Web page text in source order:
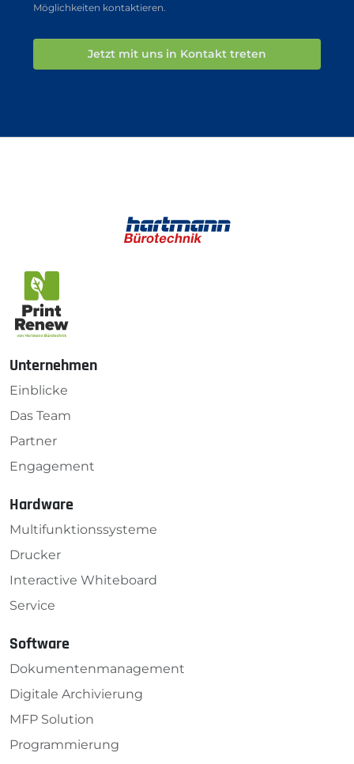
Möglichkeiten kontaktieren.
Jetzt mit uns in Kontakt treten
Unternehmen
Einblicke
Das Team
Partner
Engagement
Hardware
Multifunktionssysteme
Drucker
Interactive Whiteboard
Service
Software
Dokumenten­management
Digitale Archivierung
MFP Solution
Programmierung